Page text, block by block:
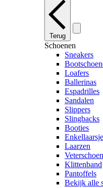
Terug
Schoenen
Sneakers
Loafers
Ballerinas
Espadrilles
Sandalen
Slippers
Slingbacks
Booties
Laarzen
Klittenband
Pantoffels
Bekijk alle